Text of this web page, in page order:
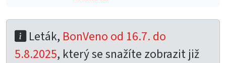
Leták, BonVeno od 16.7. do
5.8.2025, který se snažíte zobrazit již